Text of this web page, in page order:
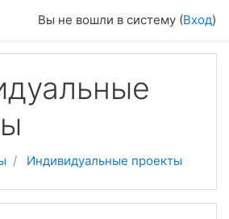
Вы не вошли в систему (Вход)
Индивидуальные проекты